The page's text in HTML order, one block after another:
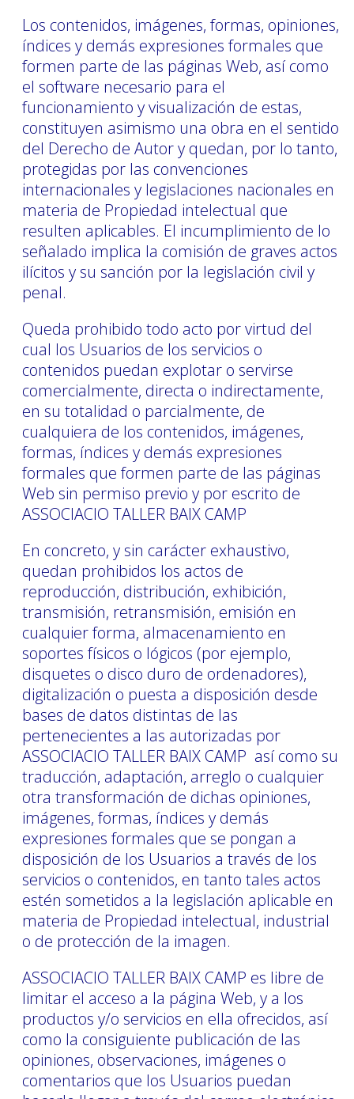
Los contenidos, imágenes, formas, opiniones,
índices y demás expresiones formales que
formen parte de las páginas Web, así como
el software necesario para el
funcionamiento y visualización de estas,
constituyen asimismo una obra en el sentido
del Derecho de Autor y quedan, por lo tanto,
protegidas por las convenciones
internacionales y legislaciones nacionales en
materia de Propiedad intelectual que
resulten aplicables. El incumplimiento de lo
señalado implica la comisión de graves actos
ilícitos y su sanción por la legislación civil y
penal.
Queda prohibido todo acto por virtud del
cual los Usuarios de los servicios o
contenidos puedan explotar o servirse
comercialmente, directa o indirectamente,
en su totalidad o parcialmente, de
cualquiera de los contenidos, imágenes,
formas, índices y demás expresiones
formales que formen parte de las páginas
Web sin permiso previo y por escrito de
ASSOCIACIO TALLER BAIX CAMP
En concreto, y sin carácter exhaustivo,
quedan prohibidos los actos de
reproducción, distribución, exhibición,
transmisión, retransmisión, emisión en
cualquier forma, almacenamiento en
soportes físicos o lógicos (por ejemplo,
disquetes o disco duro de ordenadores),
digitalización o puesta a disposición desde
bases de datos distintas de las
pertenecientes a las autorizadas por
ASSOCIACIO TALLER BAIX CAMP así como su
traducción, adaptación, arreglo o cualquier
otra transformación de dichas opiniones,
imágenes, formas, índices y demás
expresiones formales que se pongan a
disposición de los Usuarios a través de los
servicios o contenidos, en tanto tales actos
estén sometidos a la legislación aplicable en
materia de Propiedad intelectual, industrial
o de protección de la imagen.
ASSOCIACIO TALLER BAIX CAMP es libre de
limitar el acceso a la página Web, y a los
productos y/o servicios en ella ofrecidos, así
como la consiguiente publicación de las
opiniones, observaciones, imágenes o
comentarios que los Usuarios puedan